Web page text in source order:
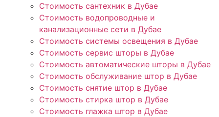
Стоимость сантехник в Дубае
Стоимость водопроводные и
канализационные сети в Дубае
Стоимость системы освещения в Дубае
Стоимость сервис шторы в Дубае
Стоимость автоматические шторы в Дубае
Стоимость обслуживание штор в Дубае
Стоимость снятие штор в Дубае
Стоимость стирка штор в Дубае
Стоимость глажка штор в Дубае